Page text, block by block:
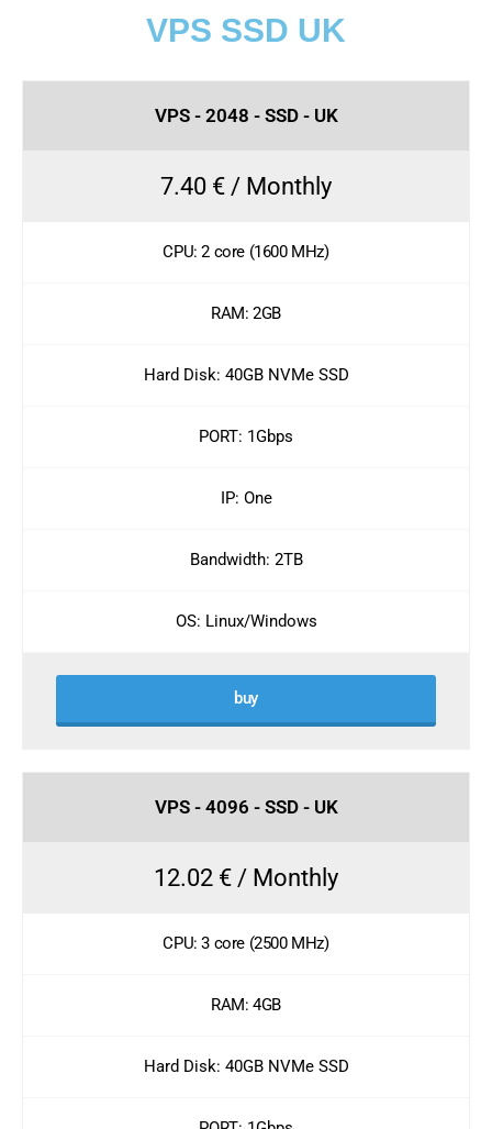
VPS SSD UK
VPS - 2048 - SSD - UK
7.40 € / Monthly
CPU: 2 core (1600 MHz)
RAM: 2GB
Hard Disk: 40GB NVMe SSD
PORT: 1Gbps
IP: One
Bandwidth: 2TB
OS: Linux/Windows
buy
VPS - 4096 - SSD - UK
12.02 € / Monthly
CPU: 3 core (2500 MHz)
RAM: 4GB
Hard Disk: 40GB NVMe SSD